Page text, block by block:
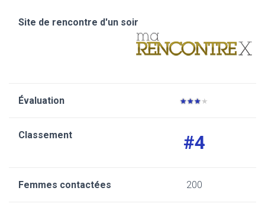
★★★★
#4
200